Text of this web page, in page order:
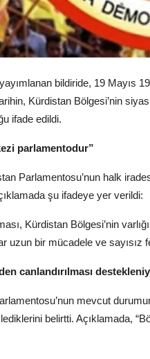
bildiride, 19 Mayıs
Kürdistan Bölgesi’nin
ifade edildi.
parlamentodur”
Parlamentosu’nun halk
şu ifadeye yer verildi:
Kürdistan Bölgesi’nin
uzun bir mücadele ve sayısız
canlandırılması
mevcut
belirtti. Açıklamada,